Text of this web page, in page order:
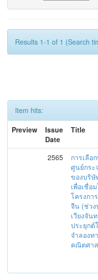
Results 1-1 of 1 (Search
Item hits:
Preview
Issue
Date
Title
2565
การเลือ
ศูนย์กระ
ของบริษั
เพื่อเชื่อ
โครงกา
จีน (ช่วง
เวียงจัน
ประยุกต์
จำลองท
คณิตศา